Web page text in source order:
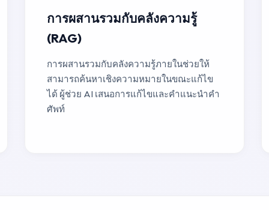
การผสานรวมกับคลังความรู้
(RAG)
การผสานรวมกับคลังความรู้ภายในช่วยให้
สามารถค้นหาเชิงความหมายในขณะแก้ไข
ได้ ผู้ช่วย AI เสนอการแก้ไขและคำแนะนำคำ
ศัพท์